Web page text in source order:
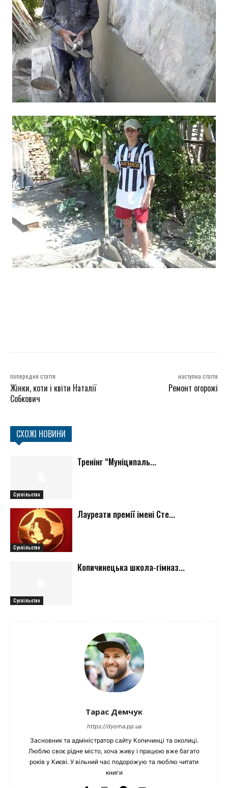
попередня стаття
Жінки, коти і квіти Наталії
Собкович
наступна стаття
Ремонт огорожі
СХОЖІ НОВИНИ
Суспільство
Тренінг “Муніципаль...
Суспільство
Лауреати премії імені Сте...
Суспільство
Копичинецька школа-гімназ...
Тарас Демчук
https://dyoma.pp.ua
Засновник та адміністратор сайту Копичинці та околиці.
Люблю своє рідне місто, хоча живу і працюю вже багато
років у Києві. У вільний час подорожую та люблю читати
книги